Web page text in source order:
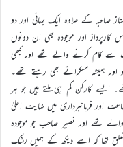
صاحبہ کے علاوہ ایک بھائی اور دو
اور موجودہ بھی ان دونوں
سے کام کرنے والے تھے اور کبھی
اور ہمیشہ مسکراتے بھی رہتے تھے۔
کارکن کم ہی ملتے ہیں جو ہر
اور فرمانبرداری میں نہایت اعلیٰ
تھے اور نصیر صاحب جو موجودہ
تعلق تھا کہ اسے دیکھ کے ہمیں رشک